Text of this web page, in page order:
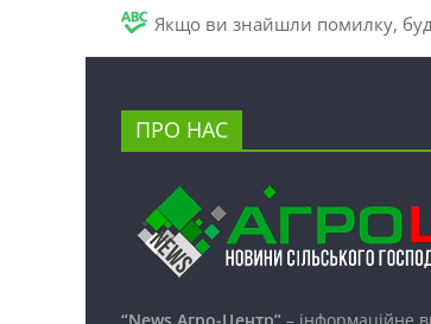
Якщо ви знайшли помилку, будь
ПРО НАС
“News Агро-Центр” – інформаційне